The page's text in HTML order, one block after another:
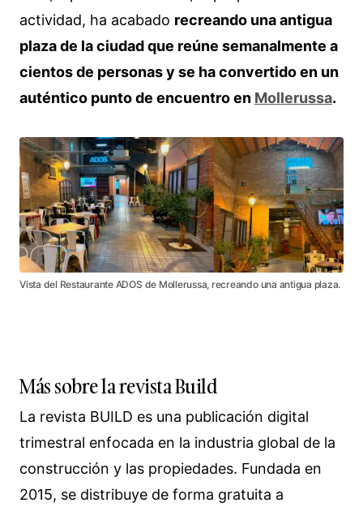
actividad, ha acabado recreando una antigua
plaza de la ciudad que reúne semanalmente a
cientos de personas y se ha convertido en un
auténtico punto de encuentro en Mollerussa.
Vista del Restaurante ADOS de Mollerussa, recreando una antigua plaza.
Más sobre la revista Build
La revista BUILD es una publicación digital
trimestral enfocada en la industria global de la
construcción y las propiedades. Fundada en
2015, se distribuye de forma gratuita a